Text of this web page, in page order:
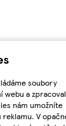
soubory
webu a
nám umožníte
V